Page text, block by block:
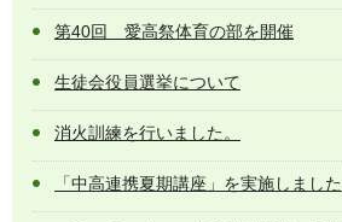
第40回 愛高祭体育の部を開催
生徒会役員選挙について
消火訓練を行いました。
「中高連携夏期講座」を実施しました